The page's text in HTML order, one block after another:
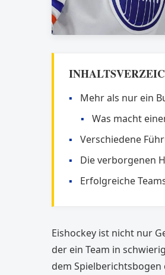
Mehr als nur ein
Was macht
Verschiedene
Die verborgenen
Erfolgreiche
Eishockey ist nicht nur
der ein Team in
dem Spielberichtsbogen